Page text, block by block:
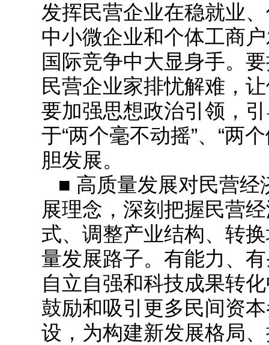
发挥民营企业在稳就业
中小微企业和个体工商
国际竞争中大显身手。
民营企业家排忧解难，
要加强思想政治引领，
于“两个毫不动摇”、“两
胆发展。
■ 高质量发展对民营
展理念，深刻把握民营
式、调整产业结构、转
量发展路子。有能力、
自立自强和科技成果转
鼓励和吸引更多民间资
设，为构建新发展格局